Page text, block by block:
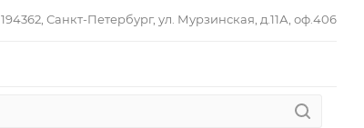
194362, Санкт-Петербург, ул. Мурзинская, д.11А, оф.406